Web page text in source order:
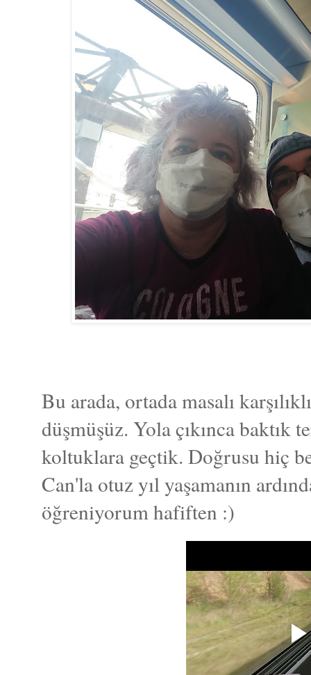
Bu arada, ortada masalı
düşmüşüz. Yola çıkınca baktık
koltuklara geçtik. Doğrusu hiç
Can'la otuz yıl yaşamanın
öğreniyorum hafiften :)